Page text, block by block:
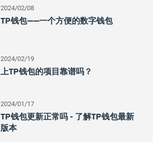
2024/02/08
TP钱包——一个方便的数字钱包
2024/02/19
上TP钱包的项目靠谱吗？
2024/01/17
TP钱包更新正常吗 - 了解TP钱包最新
版本